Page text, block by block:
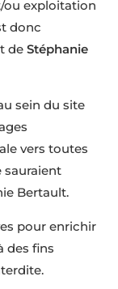
exploitation
donc
de Stéphanie
sein du site
vers toutes
sauraient
Bertault.
pour enrichir
des fins